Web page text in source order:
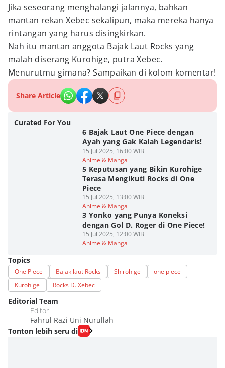
Jika seseorang menghalangi jalannya, bahkan
mantan rekan Xebec sekalipun, maka mereka hanya
rintangan yang harus disingkirkan.
Nah itu mantan anggota Bajak Laut Rocks yang
malah diserang Kurohige, putra Xebec.
Menurutmu gimana? Sampaikan di kolom komentar!
Share Article
Curated For You
6 Bajak Laut One Piece dengan
Ayah yang Gak Kalah Legendaris!
15 Jul 2025, 16:00 WIB
Anime & Manga
5 Keputusan yang Bikin Kurohige
Terasa Mengikuti Rocks di One
Piece
15 Jul 2025, 13:00 WIB
Anime & Manga
3 Yonko yang Punya Koneksi
dengan Gol D. Roger di One Piece!
15 Jul 2025, 12:00 WIB
Anime & Manga
Topics
One Piece Bajak laut Rocks Shirohige
one piece
Kurohige
Rocks D. Xebec
Editorial Team
Editor
Fahrul Razi Uni Nurullah
Tonton lebih seru di